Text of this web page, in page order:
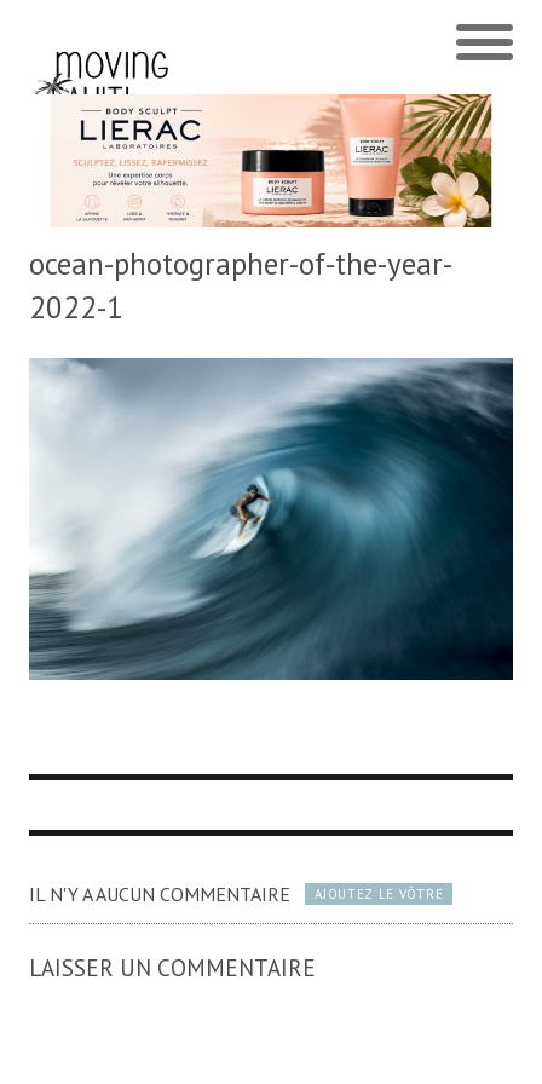
ocean-photographer-of-the-year-
2022-1
IL N'Y A AUCUN COMMENTAIRE AJOUTEZ LE VÔTRE
LAISSER UN COMMENTAIRE